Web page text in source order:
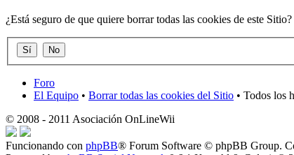
¿Está seguro de que quiere borrar todas las cookies de este Sitio?
Foro
El Equipo • Borrar todas las cookies del Sitio • Todos los
© 2008 - 2011 Asociación OnLineWii
Funcionando con phpBB® Forum Software © phpBB Group.